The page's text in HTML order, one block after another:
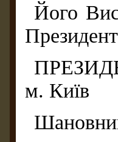
Його
м. Київ